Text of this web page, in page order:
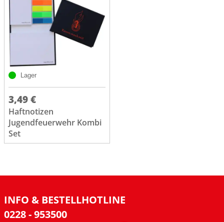
Lager
3,49 €
Haftnotizen
Jugendfeuerwehr Kombi
Set
INFO & BESTELLHOTLINE
0228 - 953500